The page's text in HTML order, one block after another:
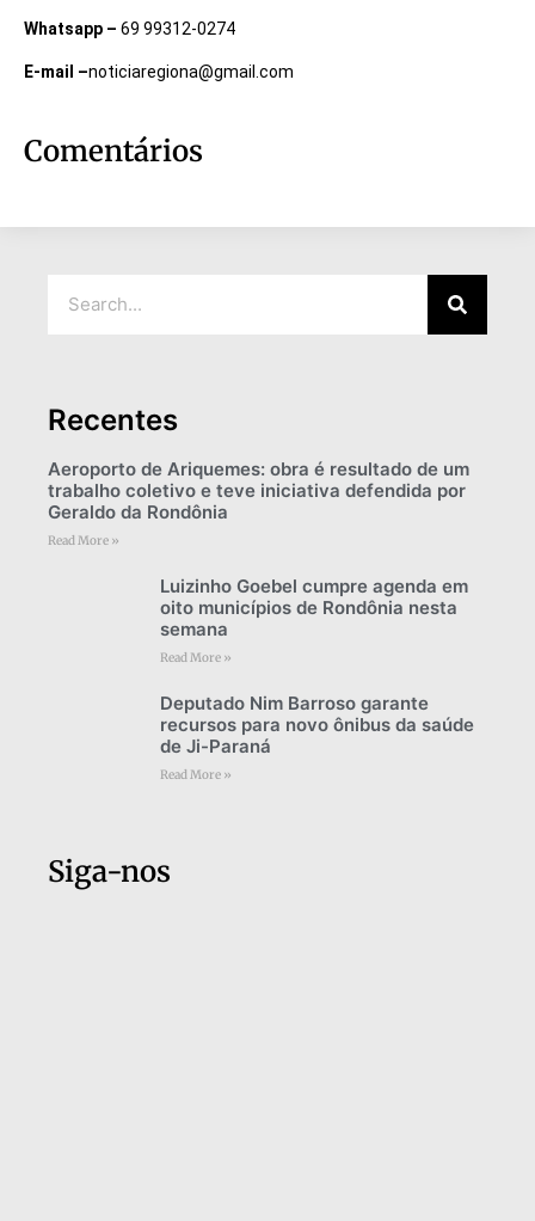
Whatsapp – 69 99312-0274
E-mail –noticiaregiona@gmail.com
Comentários
Recentes
Aeroporto de Ariquemes: obra é resultado de um
trabalho coletivo e teve iniciativa defendida por
Geraldo da Rondônia
Read More »
Luizinho Goebel cumpre agenda em
oito municípios de Rondônia nesta
semana
Read More »
Deputado Nim Barroso garante
recursos para novo ônibus da saúde
de Ji-Paraná
Read More »
Siga-nos